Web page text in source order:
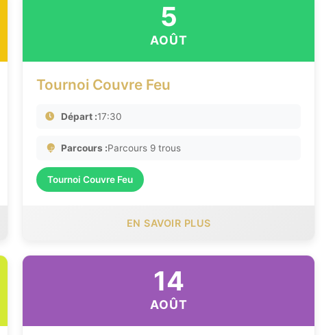
5
AOÛT
Tournoi Couvre Feu
Départ :17:30
Parcours :Parcours 9 trous
Tournoi Couvre Feu
EN SAVOIR PLUS
14
AOÛT